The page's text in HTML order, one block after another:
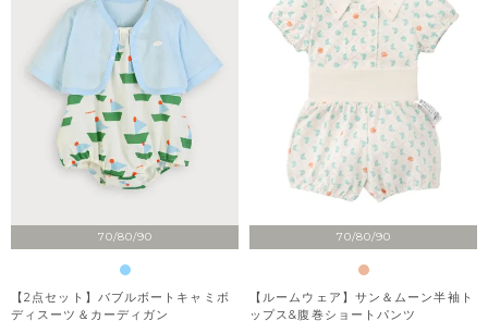
70/80/90
【2点セット】バブルボートキャミボ
ディスーツ＆カーディガン
70/80/90
【ルームウェア】サン＆ムーン半袖ト
ップス&腹巻ショートパンツ